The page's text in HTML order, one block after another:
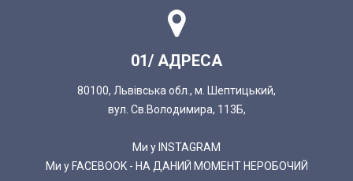
01/ АДРЕСА
80100, Львівська обл., м. Шептицький,
вул. Св.Володимира, 113Б,
Ми у INSTAGRAM
Ми у FACEBOOK - НА ДАНИЙ МОМЕНТ НЕРОБОЧИЙ